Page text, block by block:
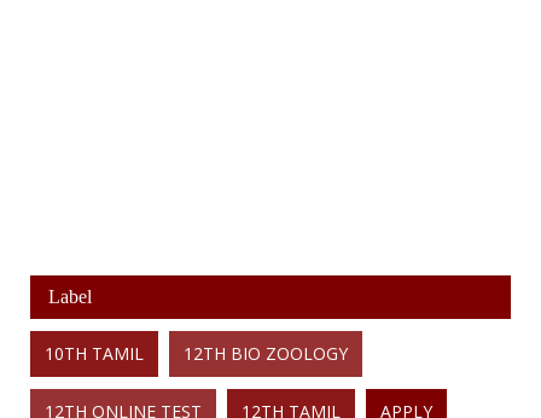
Label
10TH TAMIL 12TH BIO ZOOLOGY
12TH ONLINE TEST 12TH TAMIL APPLY